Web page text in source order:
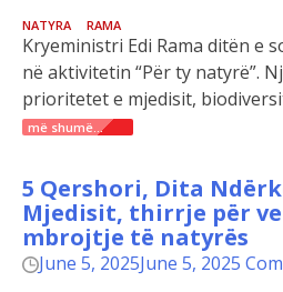
NATYRA RAMA
Kryeministri Edi Rama ditën e
në aktivitetin “Për ty natyrë”.
prioritetet e mjedisit,
më shumë...
5 Qershori, Dita
Mjedisit, thirrje për
mbrojtje të natyrës
June 5, 2025June 5, 2025